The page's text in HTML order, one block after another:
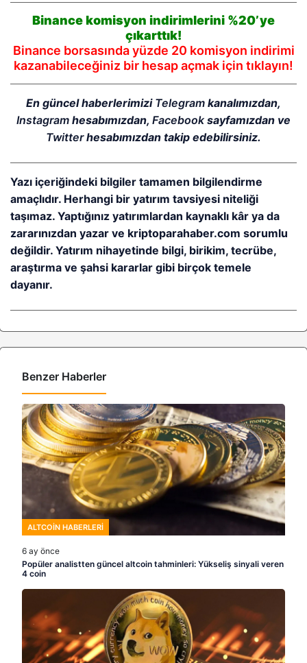
Binance komisyon indirimlerini %20’ye
çıkarttık!
Binance borsasında yüzde 20 komisyon indirimi
kazanabileceğiniz bir hesap açmak için tıklayın!
En güncel haberlerimizi Telegram kanalımızdan,
Instagramhesabımızdan, Facebooksayfamızdan ve
Twitterhesabımızdan takip edebilirsiniz.
Yazı içeriğindeki bilgiler tamamen bilgilendirme
amaçlıdır. Herhangi bir yatırım tavsiyesi niteliği
taşımaz. Yaptığınız yatırımlardan kaynaklı kâr ya da
zararınızdan yazar ve kriptoparahaber.com sorumlu
değildir. Yatırım nihayetinde bilgi, birikim, tecrübe,
araştırma ve şahsi kararlar gibi birçok temele
dayanır.
Benzer Haberler
ALTCOIN HABERLERI
6 ay önce
Popüler analistten güncel altcoin tahminleri: Yükseliş sinyali veren
4 coin